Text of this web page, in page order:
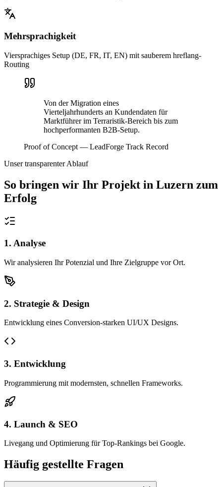
Mehrsprachigkeit
Viersprachiges Setup (DE, FR, IT, EN) mit sauberem hreflang-
Routing
Von der Migration eines
Vierteljahrhunderts an Kundendaten für
Marktführer im Terraristik-Bereich bis zum
hochperformanten B2B-Setup.
Proof of Concept — LeadForge Track Record
Unser transparenter Ablauf
So bringen wir Ihr Projekt in Luzern zum
Erfolg
1. Analyse
Wir analysieren Ihr Potenzial und Ihre Zielgruppe vor Ort.
2. Strategie & Design
Entwicklung eines Conversion-starken UI/UX Designs.
3. Entwicklung
Programmierung mit modernsten, schnellen Frameworks.
4. Launch & SEO
Livegang und Optimierung für Top-Rankings bei Google.
Häufig gestellte Fragen